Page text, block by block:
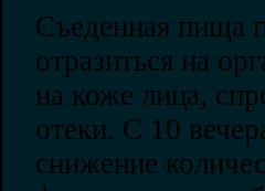
Съеденная пища
отразиться на
на коже лица,
отеки. С 10
снижение